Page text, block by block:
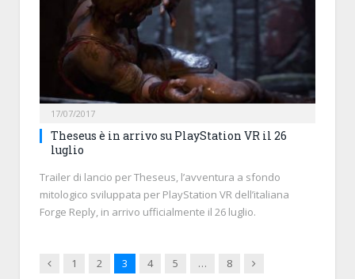
17/07/2017
Theseus è in arrivo su PlayStation VR il 26
luglio
Trailer di lancio per Theseus, l’avventura a sfondo
mitologico sviluppata per PlayStation VR dell’italiana
Forge Reply, in arrivo ufficialmente il 26 luglio.
Previous
1 2 3 4 5 … 8 Next